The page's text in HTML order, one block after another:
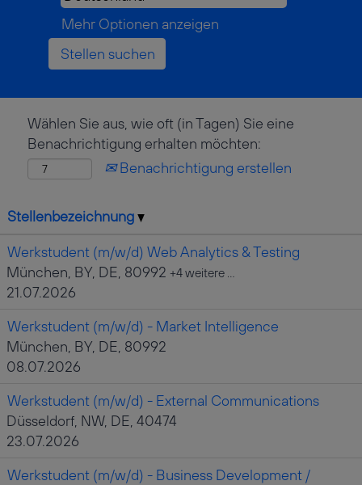
Mehr Optionen anzeigen
Wählen Sie aus, wie oft (in Tagen) Sie eine
Benachrichtigung erhalten möchten:
Benachrichtigung erstellen
Stellenbezeichnung
Werkstudent (m/w/d) Web Analytics & Testing
München, BY, DE, 80992 +4 weitere …
21.07.2026
Werkstudent (m/w/d) - Market Intelligence
München, BY, DE, 80992
08.07.2026
Werkstudent (m/w/d) - External Communications
Düsseldorf, NW, DE, 40474
23.07.2026
Werkstudent (m/w/d) - Business Development /